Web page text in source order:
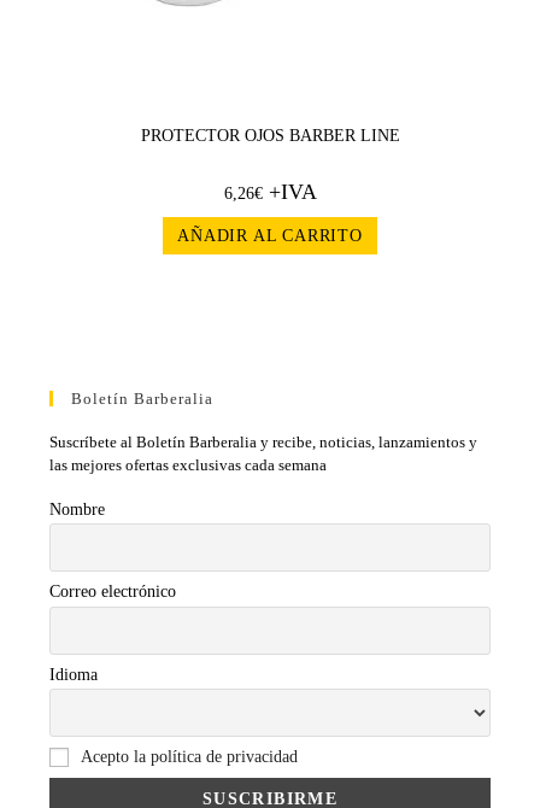
Boletín Barberalia
Suscríbete al Boletín Barberalia y recibe, noticias, lanzamientos y
las mejores ofertas exclusivas cada semana
Nombre
Correo electrónico
Idioma
Acepto la política de privacidad
PROTECTOR OJOS BARBER LINE
6,26€+IVA
AÑADIR AL CARRITO